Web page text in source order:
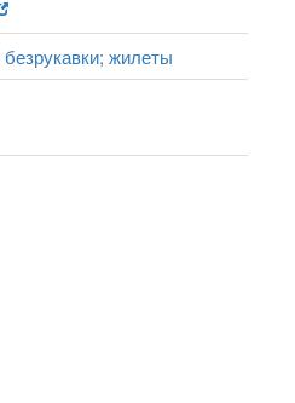
безрукавки; жилеты